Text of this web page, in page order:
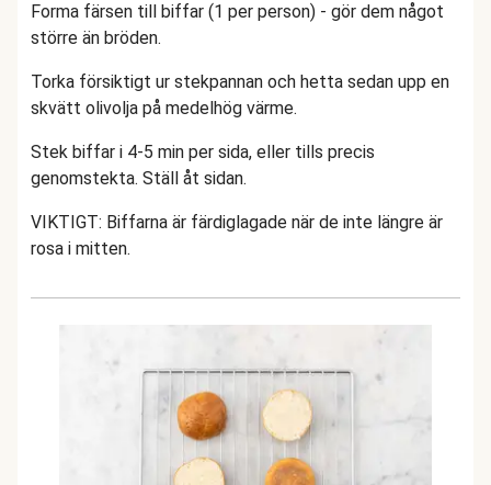
Forma färsen till biffar (1 per person) - gör dem något
större än bröden.
Torka försiktigt ur stekpannan och hetta sedan upp en
skvätt olivolja på medelhög värme.
Stek biffar i 4-5 min per sida, eller tills precis
genomstekta. Ställ åt sidan.
VIKTIGT: Biffarna är färdiglagade när de inte längre är
rosa i mitten.